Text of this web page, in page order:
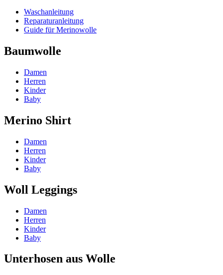
Waschanleitung
Reparaturanleitung
Guide für Merinowolle
Baumwolle
Damen
Herren
Kinder
Baby
Merino Shirt
Damen
Herren
Kinder
Baby
Woll Leggings
Damen
Herren
Kinder
Baby
Unterhosen aus Wolle